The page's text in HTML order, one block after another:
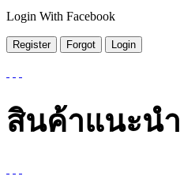
Login With Facebook
สินค้าแนะนำ